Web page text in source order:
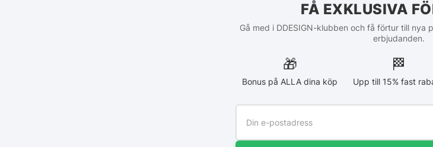
FÅ EXKLUSIVA
Gå med i DDESIGN-klubben och få förtur till nya
erbjudanden.
🎁
Bonus på ALLA dina köp
🏁︎
Upp till 15% fast